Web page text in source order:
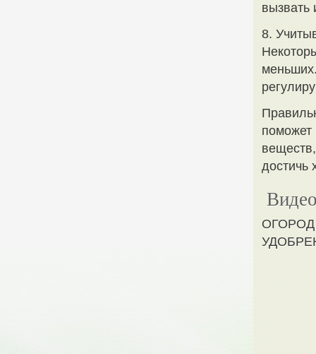
вызвать
8.
поможет
достичь